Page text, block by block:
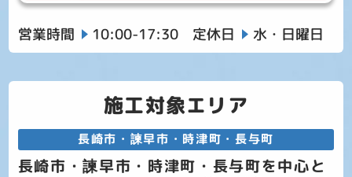
営業時間 10:00-17:30 定休日 水・日曜日
施工対象エリア
長崎市・諫早市・時津町・長与町
長崎市・諫早市・時津町・長与町を中心と